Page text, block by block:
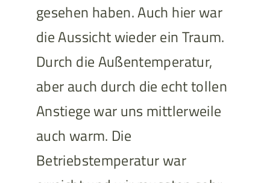
gesehen haben. Auch hier war
die Aussicht wieder ein Traum.
Durch die Außentemperatur,
aber auch durch die echt tollen
Anstiege war uns mittlerweile
auch warm. Die
Betriebstemperatur war